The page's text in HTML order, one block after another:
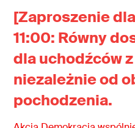
[Zaproszenie
11:00: Równy
dla uchodźców
niezależnie od
pochodzenia.